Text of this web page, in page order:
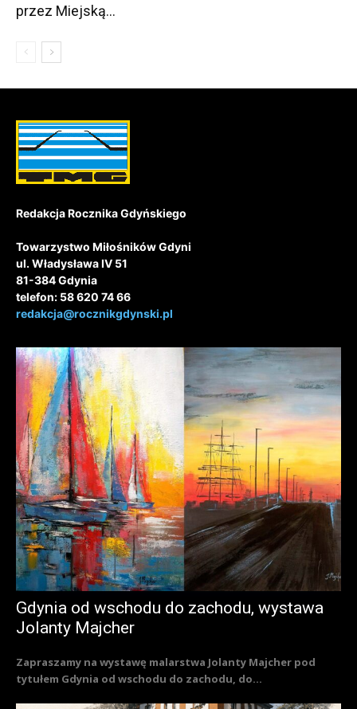
przez Miejską...
Redakcja Rocznika Gdyńskiego
Towarzystwo Miłośników Gdyni
ul. Władysława IV 51
81-384 Gdynia
telefon: 58 620 74 66
redakcja@rocznikgdynski.pl
Gdynia od wschodu do zachodu, wystawa
Jolanty Majcher
Zapraszamy na wystawę malarstwa Jolanty Majcher pod
tytułem Gdynia od wschodu do zachodu, do...